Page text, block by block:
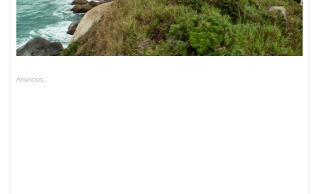
Anuncios.